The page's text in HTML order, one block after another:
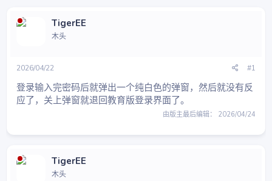
TigerEE
木头
2026/04/22 #1
登录输入完密码后就弹出一个纯白色的弹窗，然后就没有反
应了，关上弹窗就退回教育版登录界面了。
由版主最后编辑： 2026/04/24
TigerEE
木头